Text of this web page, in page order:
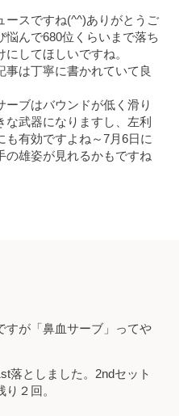
ースですね(^^)ありがとうご
悩んで680位くらいまで落ち
してほしいですね。
事は丁寧に書かれていて良
ーブはバウンドが低く滑り
な武器になりますし、左利
も有効ですよね～7月6日に
の雄姿が見れるかもですね
すが「鼻血サーブ」ってや
落としました。2ndセット
２回。